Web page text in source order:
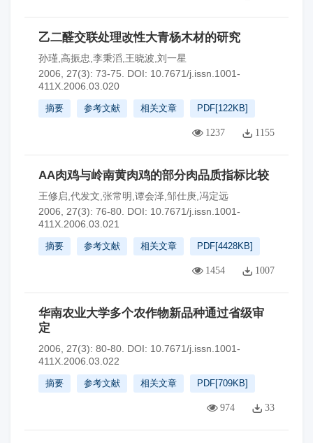
乙二醛交联处理改性大青杨木材的研究
孙瑾,高振忠,李秉滔,王晓波,刘一星
2006, 27(3): 73-75.
DOI: 10.7671/j.issn.1001-
411X.2006.03.020
摘要 参考文献 相关文章 PDF[122KB]
1237 1155
AA肉鸡与岭南黄肉鸡的部分肉品质指标比较
王修启,代发文,张常明,谭会泽,邹仕庚,冯定远
2006, 27(3): 76-80. DOI: 10.7671/j.issn.1001-
411X.2006.03.021
摘要 参考文献 相关文章 PDF[4428KB]
1454 1007
华南农业大学多个农作物新品种通过省级审
定
2006, 27(3): 80-80. DOI: 10.7671/j.issn.1001-
411X.2006.03.022
摘要 参考文献 相关文章 PDF[709KB]
974 33